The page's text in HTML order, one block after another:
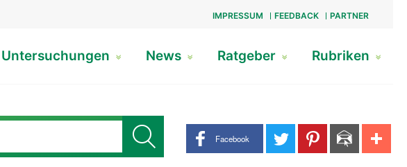
IMPRESSUM FEEDBACK PARTNER
Untersuchungen News Ratgeber Rubriken
Share buttons
Facebook